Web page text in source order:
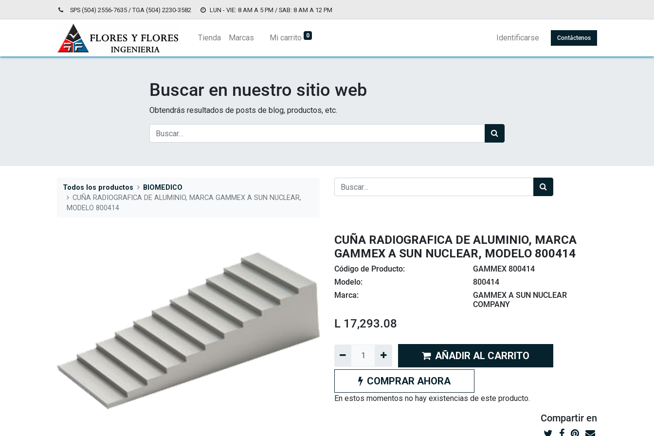
SPS (504) 2556-7635 / TGA (504) 2230-3582 LUN - VIE: 8 AM A 5 PM / SAB: 8 AM A 12 PM
Tienda Marcas Mi carrito 0 Identificarse Contáctenos
Buscar en nuestro sitio web
Obtendrás resultados de posts de blog, productos, etc.
Todos los productos
BIOMEDICO
CUÑA RADIOGRAFICA DE ALUMINIO, MARCA GAMMEX A SUN NUCLEAR,
MODELO 800414
CUÑA RADIOGRAFICA DE ALUMINIO, MARCA
GAMMEX A SUN NUCLEAR, MODELO 800414
Código de Producto:
GAMMEX 800414
Modelo:
800414
Marca:
GAMMEX A SUN NUCLEAR
COMPANY
L 17,293.08
AÑADIR AL CARRITO
COMPRAR AHORA
En estos momentos no hay existencias de este producto.
Compartir en